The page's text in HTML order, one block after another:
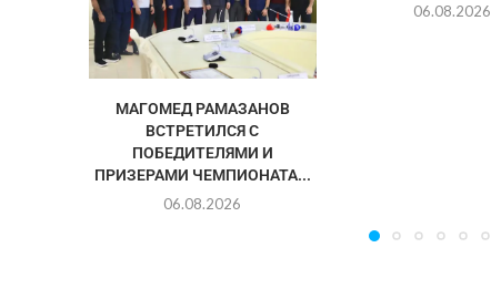
МАГОМЕД РАМАЗАНОВ
ВСТРЕТИЛСЯ С
ПОБЕДИТЕЛЯМИ И
ПРИЗЕРАМИ ЧЕМПИОНАТА...
06.08.2026
06.08.2026